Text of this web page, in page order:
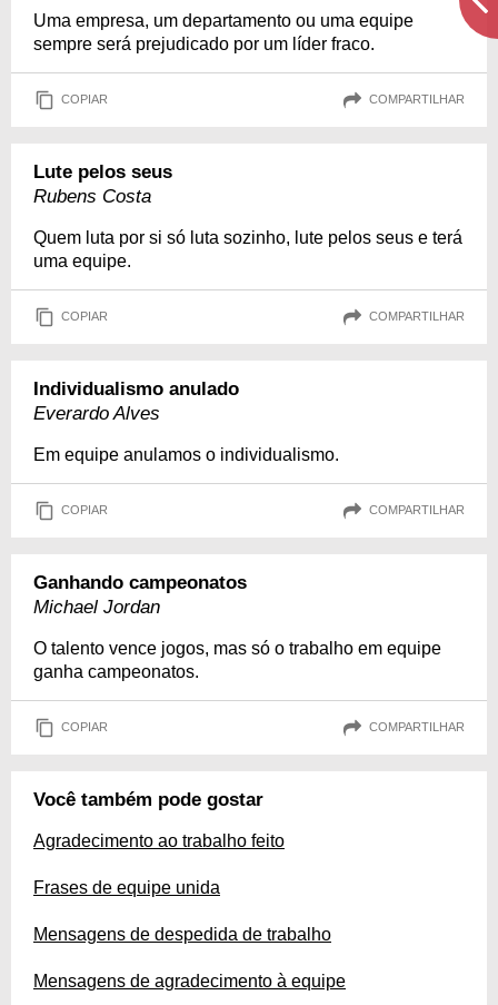
Uma empresa, um departamento ou uma equipe
sempre será prejudicado por um líder fraco.
COPIAR COMPARTILHAR
Lute pelos seus
Rubens Costa
Quem luta por si só luta sozinho, lute pelos seus e terá
uma equipe.
COPIAR COMPARTILHAR
Individualismo anulado
Everardo Alves
Em equipe anulamos o individualismo.
COPIAR COMPARTILHAR
Ganhando campeonatos
Michael Jordan
O talento vence jogos, mas só o trabalho em equipe
ganha campeonatos.
COPIAR COMPARTILHAR
Você também pode gostar
Agradecimento ao trabalho feito
Frases de equipe unida
Mensagens de despedida de trabalho
Mensagens de agradecimento à equipe